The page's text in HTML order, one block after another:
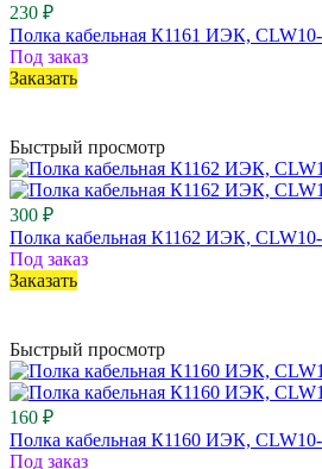
230 ₽
Полка кабельная К1161 ИЭК,
Под заказ
Заказать
Быстрый просмотр
300 ₽
Полка кабельная К1162 ИЭК,
Под заказ
Заказать
Быстрый просмотр
160 ₽
Полка кабельная К1160 ИЭК,
Под заказ